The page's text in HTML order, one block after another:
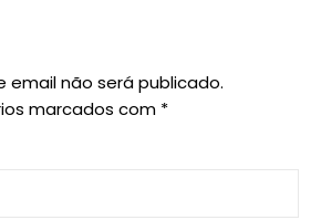
email não será publicado.
marcados com *